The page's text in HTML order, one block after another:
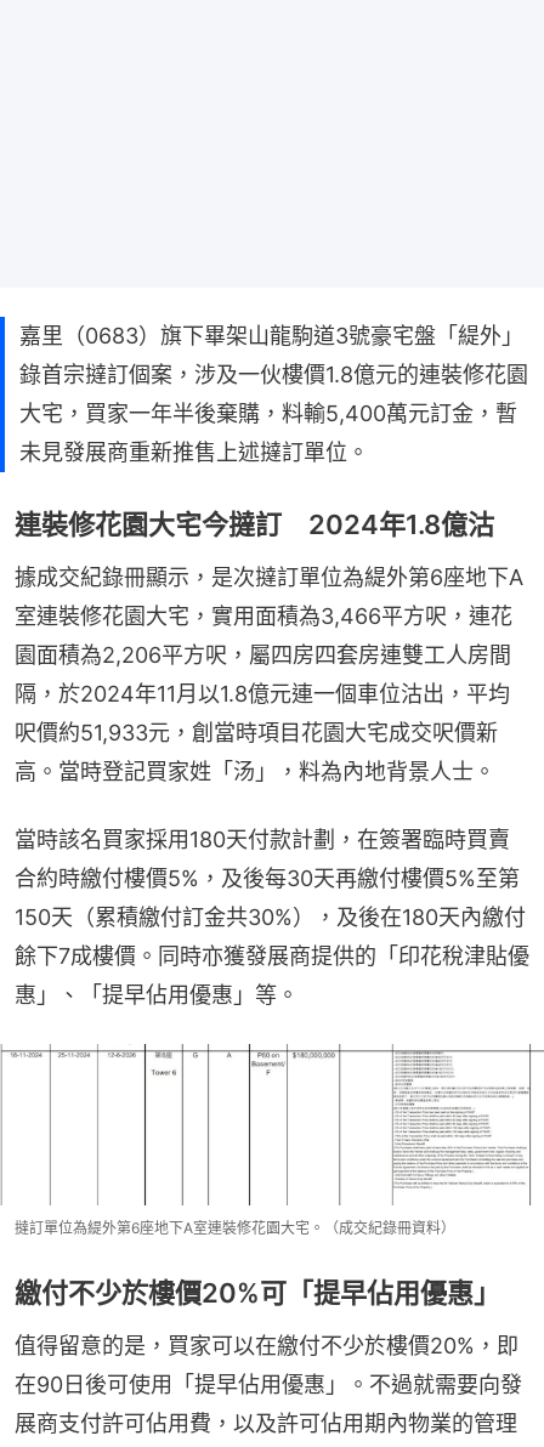
嘉里（0683）旗下畢架山龍駒道3號豪宅盤「緹外」
錄首宗撻訂個案，涉及一伙樓價1.8億元的連裝修花園
大宅，買家一年半後棄購，料輸5,400萬元訂金，暫
未見發展商重新推售上述撻訂單位。
連裝修花園大宅今撻訂 2024年1.8億沽
據成交紀錄冊顯示，是次撻訂單位為緹外第6座地下A
室連裝修花園大宅，實用面積為3,466平方呎，連花
園面積為2,206平方呎，屬四房四套房連雙工人房間
隔，於2024年11月以1.8億元連一個車位沽出，平均
呎價約51,933元，創當時項目花園大宅成交呎價新
高。當時登記買家姓「汤」，料為內地背景人士。
當時該名買家採用180天付款計劃，在簽署臨時買賣
合約時繳付樓價5%，及後每30天再繳付樓價5%至第
150天（累積繳付訂金共30%），及後在180天內繳付
餘下7成樓價。同時亦獲發展商提供的「印花稅津貼優
惠」、「提早佔用優惠」等。
撻訂單位為緹外第6座地下A室連裝修花園大宅。（成交紀錄冊資料）
繳付不少於樓價20%可「提早佔用優惠」
值得留意的是，買家可以在繳付不少於樓價20%，即
在90日後可使用「提早佔用優惠」。不過就需要向發
展商支付許可佔用費，以及許可佔用期內物業的管理